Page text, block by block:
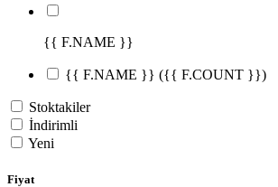
{{ F.NAME }}
{{ F.NAME }} ({{ F.COUNT }})
Stoktakiler
İndirimli
Yeni
Fiyat